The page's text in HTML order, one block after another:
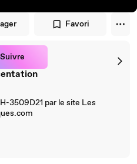
Favori
Suivre
3509D21 par le site Les